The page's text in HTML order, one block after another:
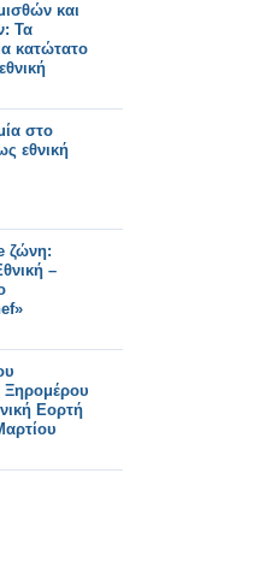
και
Τα
κατώτατο
στο
εθνική
ζώνη:
–
Εορτή